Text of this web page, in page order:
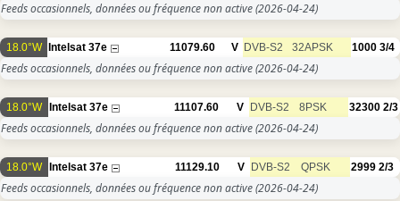
Feeds occasionnels, données ou fréquence non active(2026-04-24)
18.0°W Intelsat 37e 11079.60 V DVB-S2 32APSK 1000 3/4
Feeds occasionnels, données ou fréquence non active(2026-04-24)
18.0°W Intelsat 37e 11107.60 V DVB-S2 8PSK 32300 2/3
Feeds occasionnels, données ou fréquence non active(2026-04-24)
18.0°W Intelsat 37e 11129.10 V DVB-S2 QPSK 2999 2/3
Feeds occasionnels, données ou fréquence non active(2026-04-24)